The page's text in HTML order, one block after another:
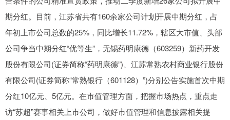
期分红。目前，江苏省共有160余家公司计划开展中期分红，占
年初上市公司总数的25%，同比增长11.72%，辖区大市值、头部
公司争当中期分红“优等生”，无锡药明康德（603259）新药开发
股份有限公司(证券简称“药明康德”)、江苏常熟农村商业银行股份
有限公司(证券简称“常熟银行（601128）”)分别公告实施首次中期
分红10亿元、5亿元。在市值管理方面，把握市场热点，重点走
访“苏超”赛事相关上市公司，做好市值管理和信息披露相关提